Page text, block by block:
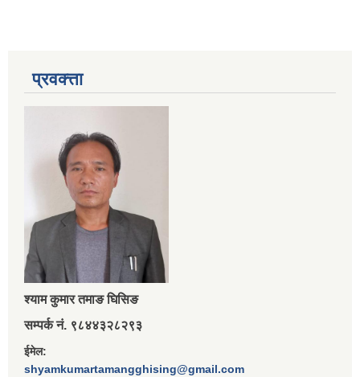
प्रवक्त्ता
श्‍याम कुमार तमाङ घिसिङ
सम्पर्क नं. ९८४४३२८२९३
ईमेल:
shyamkumartamangghising@gmail.com